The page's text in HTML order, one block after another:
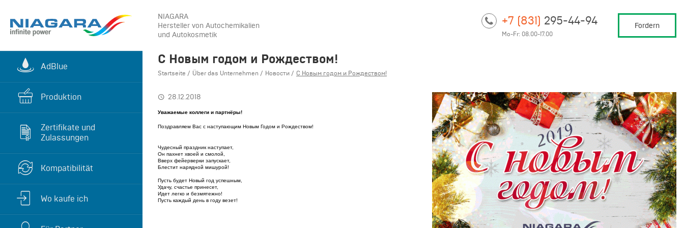
NIAGARA
Hersteller von Autochemikalien
und Autokosmetik
+7 (831) 295-44-94
Mo-Fr: 08.00-17.00
Fordern
AdBlue
Produktion
Zertifikate und
Zulassungen
Kompatibilität
Wo kaufe ich
С Новым годом и Рождеством!
Startseite Über das Unternehmen Новости С Новым годом и Рождеством!
28.12.2018
Уважаемые коллеги и партнёры!
Поздравляем Вас с наступающим Новым Годом и Рождеством!
Чудесный праздник наступает,
Он пахнет хвоей и смолой,
Вверх фейерверки запускает,
Блестит нарядной мишурой!
Пусть будет Новый год успешным,
Удачу, счастье принесет,
Идет легко и безмятежно!
Пусть каждый день в году везет!